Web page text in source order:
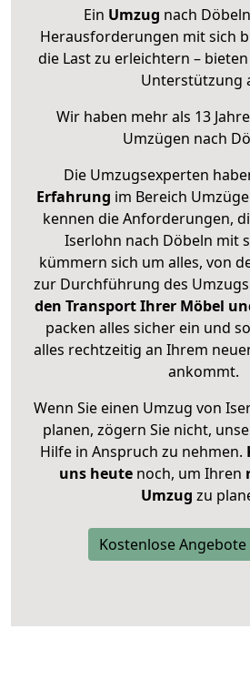
Ein Umzug nach
Herausforderungen mit sich
die Last zu erleichtern –
Unterstützung
Wir haben mehr als 13
Umzügen nach
Die Umzugsexperten
Erfahrung im Bereich
kennen die Anforderungen,
Iserlohn nach Döbeln mit
kümmern sich um alles, von
zur Durchführung des
den Transport Ihrer Möbel
packen alles sicher ein und
alles rechtzeitig an Ihrem
ankommt.
Wenn Sie einen Umzug von
planen, zögern Sie nicht,
Hilfe in Anspruch zu nehmen.
uns heutenoch, um Ihren
Umzug zu
Kostenlose